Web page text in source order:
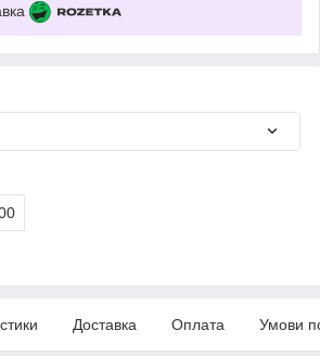
Доставка Оплата Умови